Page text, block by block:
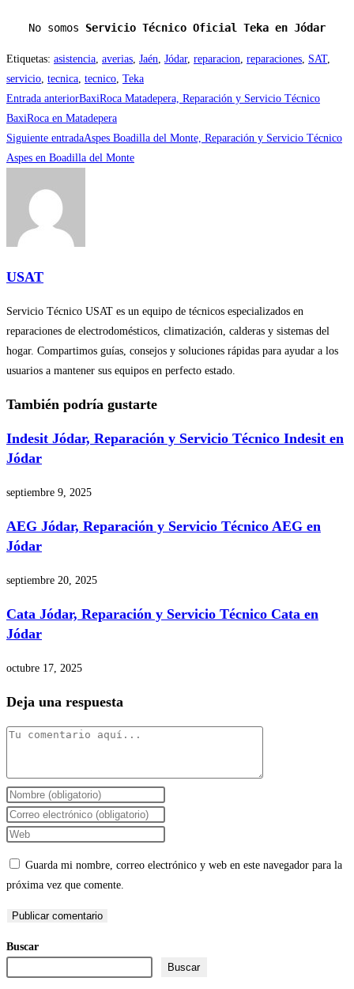
No somos Servicio Técnico Oficial Teka en Jódar
Etiquetas: asistencia, averias, Jaén, Jódar, reparacion, reparaciones, SAT,
servicio, tecnica, tecnico, Teka
Leer
más
artículos
Entrada anteriorBaxiRoca Matadepera, Reparación y Servicio Técnico
BaxiRoca en Matadepera
Siguiente entradaAspes Boadilla del Monte, Reparación y Servicio Técnico
Aspes en Boadilla del Monte
USAT
Servicio Técnico USAT es un equipo de técnicos especializados en
reparaciones de electrodomésticos, climatización, calderas y sistemas del
hogar. Compartimos guías, consejos y soluciones rápidas para ayudar a los
usuarios a mantener sus equipos en perfecto estado.
También podría gustarte
Indesit Jódar, Reparación y Servicio Técnico Indesit en
Jódar
septiembre 9, 2025
AEG Jódar, Reparación y Servicio Técnico AEG en
Jódar
septiembre 20, 2025
Cata Jódar, Reparación y Servicio Técnico Cata en
Jódar
octubre 17, 2025
Deja una respuesta
Comentario
Introduce
tu
nombre
de
usuario
comentar
Introduce
tu
correo
electrónico
comentar
Introduce
de
tu
(opcional)
Guarda mi nombre, correo electrónico y web en este navegador para la
próxima vez que comente.
Buscar
Buscar